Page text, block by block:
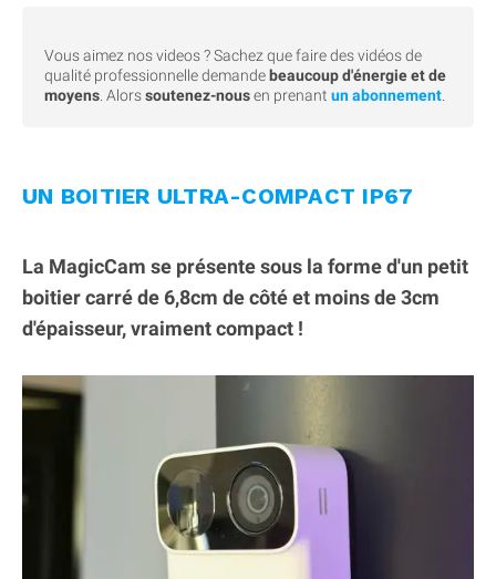
Vous aimez nos videos ? Sachez que faire des vidéos de
qualité professionnelle demande beaucoup d'énergie et de
moyens . Alorssoutenez-nousen prenant un abonnement
UN BOITIER ULTRA-COMPACT IP67
La MagicCam se présente sous la forme d'un petit
boitier carré de 6,8cm de côté et moins de 3cm
d'épaisseur, vraiment compact !